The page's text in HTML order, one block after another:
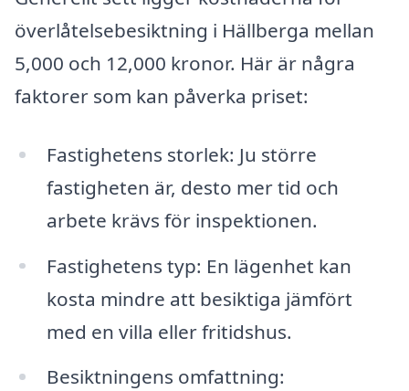
överlåtelsebesiktning i Hällberga mellan
5,000 och 12,000 kronor. Här är några
faktorer som kan påverka priset:
Fastighetens storlek: Ju större
fastigheten är, desto mer tid och
arbete krävs för inspektionen.
Fastighetens typ: En lägenhet kan
kosta mindre att besiktiga jämfört
med en villa eller fritidshus.
Besiktningens omfattning: